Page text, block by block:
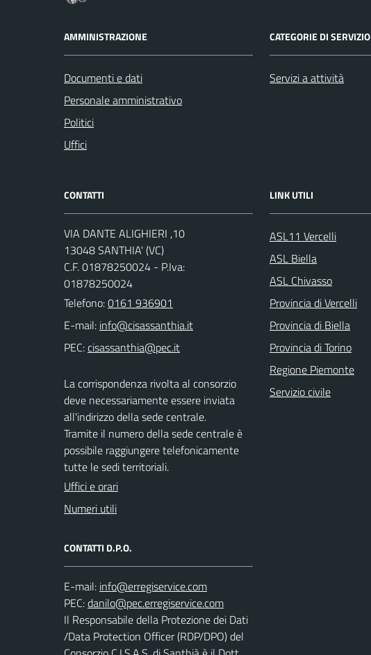
AMMINISTRAZIONE
Documenti e dati
Personale amministrativo
Politici
Uffici
CATEGORIE DI SERVIZIO
Servizi a attività
CONTATTI
VIA DANTE ALIGHIERI ,10
13048 SANTHIA' (VC)
C.F. 01878250024 - P.Iva:
01878250024
Telefono:0161 936901
E-mail:
PEC:
La corrispondenza rivolta al consorzio
deve necessariamente essere inviata
all'indirizzo della sede centrale.
Tramite il numero della sede centrale è
possibile raggiungere telefonicamente
tutte le sedi territoriali.
Uffici e orari
Numeri utili
CONTATTI D.P.O.
E-mail:
PEC:
Il Responsabile della Protezione dei Dati
/Data Protection Officer (RDP/DPO) del
LINK UTILI
ASL11 Vercelli
ASL Biella
ASL Chivasso
Provincia di Vercelli
Provincia di Biella
Provincia di Torino
Regione Piemonte
Servizio civile